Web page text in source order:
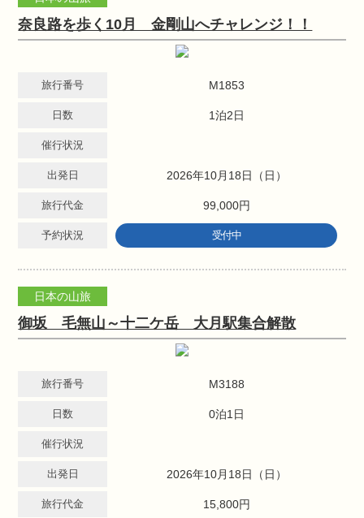
奈良路を歩く10月 金剛山へチャレンジ！！
旅行番号 M1853
日数 1泊2日
催行状況
出発日 2026年10月18日（日）
旅行代金 99,000円
予約状況 受付中
日本の山旅
御坂 毛無山～十二ケ岳 大月駅集合解散
旅行番号 M3188
日数 0泊1日
催行状況
出発日 2026年10月18日（日）
旅行代金 15,800円